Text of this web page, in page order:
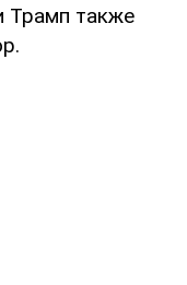
Трамп также